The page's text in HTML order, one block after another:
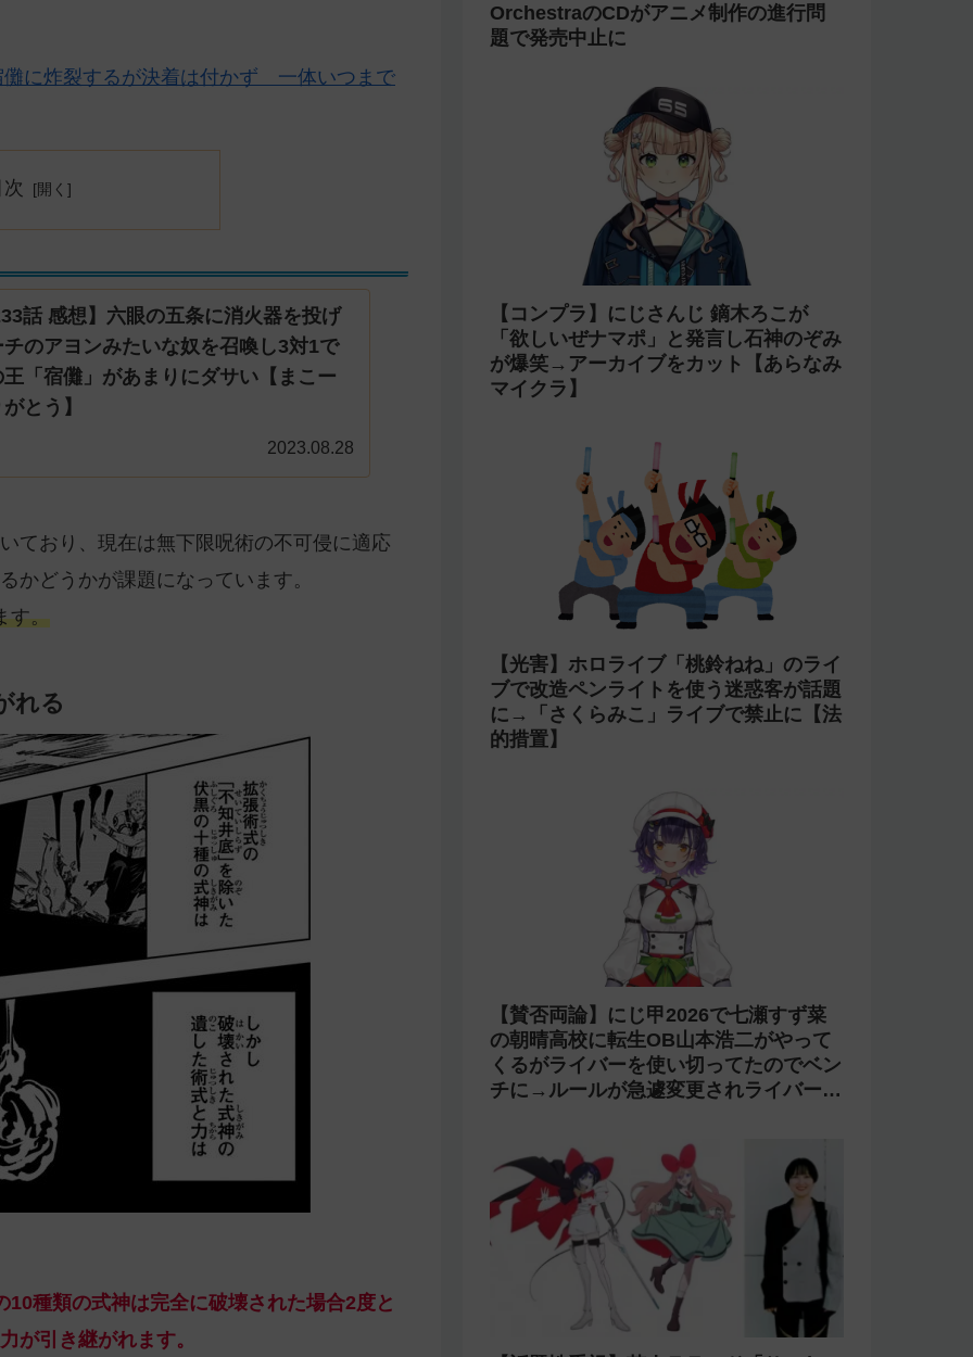
に炸裂するが決着は付かず 一体いつまで
話 感想】六眼の五条に消火器を投げ
のアヨンみたいな奴を召喚し3対1で
「宿儺」があまりにダサい【まこー
とう】
2023.08.28
ており、現在は無下限呪術の不可侵に適応
かどうかが課題になっています。
す。
れる
10種類の式神は完全に破壊された場合2度と
が引き継がれます。
OrchestraのCDがアニメ制作の進行問
題で発売中止に
【コンプラ】にじさんじ 鏑木ろこが
「欲しいぜナマポ」と発言し石神のぞみ
が爆笑→アーカイブをカット【あらなみ
マイクラ】
【光害】ホロライブ「桃鈴ねね」のライ
ブで改造ペンライトを使う迷惑客が話題
に→「さくらみこ」ライブで禁止に【法
的措置】
【賛否両論】にじ甲2026で七瀬すず菜
の朝晴高校に転生OB山本浩二がやって
くるがライバーを使い切ってたのでベン
チに→ルールが急遽変更されライバーの